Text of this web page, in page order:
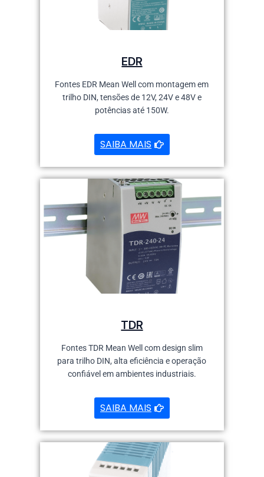
EDR
Fontes EDR Mean Well com montagem em
trilho DIN, tensões de 12V, 24V e 48V e
potências até 150W.
SAIBA MAIS
TDR
Fontes TDR Mean Well com design slim
para trilho DIN, alta eficiência e operação
confiável em ambientes industriais.
SAIBA MAIS